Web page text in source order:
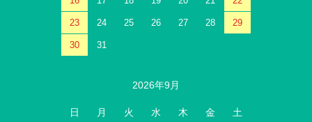
23 24 25 26 27 28 29
30 31
2026年9月
日 月 火 水 木 金 土